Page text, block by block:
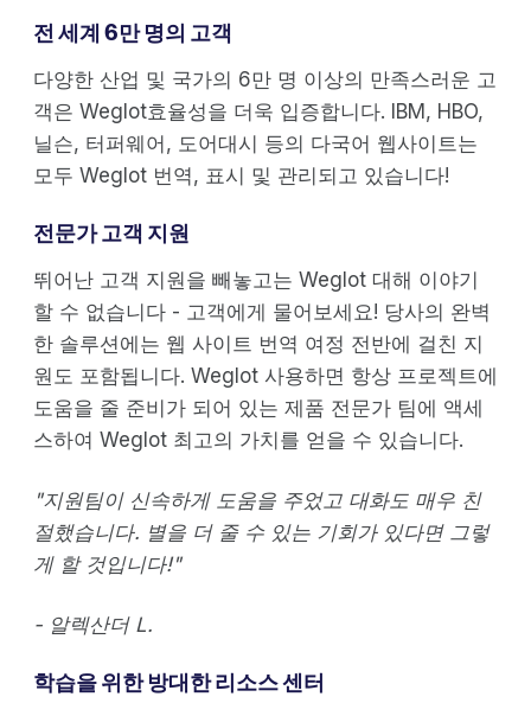
전 세계 6만 명의 고객
다양한 산업 및 국가의 6만 명 이상의 만족스러운 고
객은 Weglot효율성을 더욱 입증합니다. IBM, HBO,
닐슨, 터퍼웨어, 도어대시 등의 다국어 웹사이트는
모두 Weglot 번역, 표시 및 관리되고 있습니다!
전문가 고객 지원
뛰어난 고객 지원을 빼놓고는 Weglot 대해 이야기
할 수 없습니다 - 고객에게 물어보세요! 당사의 완벽
한 솔루션에는 웹 사이트 번역 여정 전반에 걸친 지
원도 포함됩니다. Weglot 사용하면 항상 프로젝트에
도움을 줄 준비가 되어 있는 제품 전문가 팀에 액세
스하여 Weglot 최고의 가치를 얻을 수 있습니다.
"지원팀이 신속하게 도움을 주었고 대화도 매우 친
절했습니다. 별을 더 줄 수 있는 기회가 있다면 그렇
게 할 것입니다!"
- 알렉산더 L.
학습을 위한 방대한 리소스 센터